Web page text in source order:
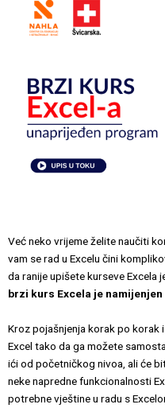
Već neko vrijeme želite naučiti
vam se rad u Excelu čini
da ranije upišete kurseve Excela
brzi kurs Excela je namijenjen
Kroz pojašnjenja korak po
Excel tako da ga možete
ići od početničkog nivoa, ali će
neke napredne funkcionalnosti
potrebne vještine u radu s